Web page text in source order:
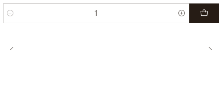
Cantidad